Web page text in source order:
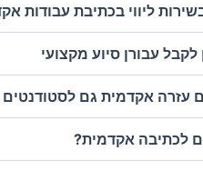
ליווי בכתיבת עבודות
לקבל עבורן סיוע מקצועי
אקדמית גם
לכתיבה אקדמית?